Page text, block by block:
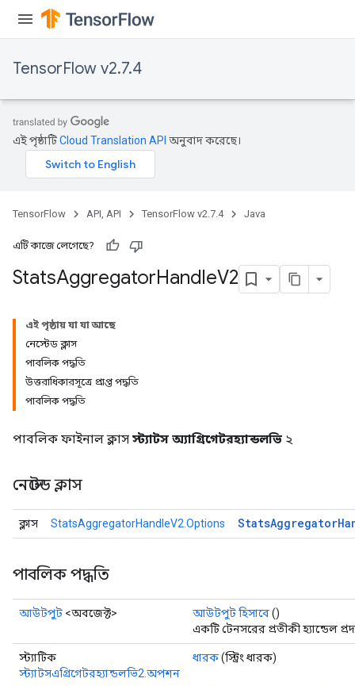
TensorFlow v2.7.4
এই পৃষ্ঠাটিCloud Translation API অনুবাদ করেছে।
TensorFlow API, API TensorFlow v2.7.4 Java
এটি কাজে লেগেছে?
StatsAggregatorHandleV2
এই পৃষ্ঠায় যা যা আছে
নেস্টেড ক্লাস
পাবলিক পদ্ধতি
উত্তরাধিকারসূত্রে প্রাপ্ত পদ্ধতি
পাবলিক পদ্ধতি
পাবলিক ফাইনাল ক্লাস স্ট্যাটস অ্যাগ্রিগেটরহ্যান্ডলভি ২
নেস্টেড ক্লাস
ক্লাস StatsAggregatorHandleV2.Options StatsAggregator
পাবলিক পদ্ধতি
আউটপুট <অবজেক্ট> আউটপুট হিসাবে()
একটি টেনসরের প্রতীকী হ্যান্ডেল
স্ট্যাটিক
স্ট্যাটসএগ্রিগেটরহ্যান্ডলভি2.অপশন
ধারক(স্ট্রিং ধারক)